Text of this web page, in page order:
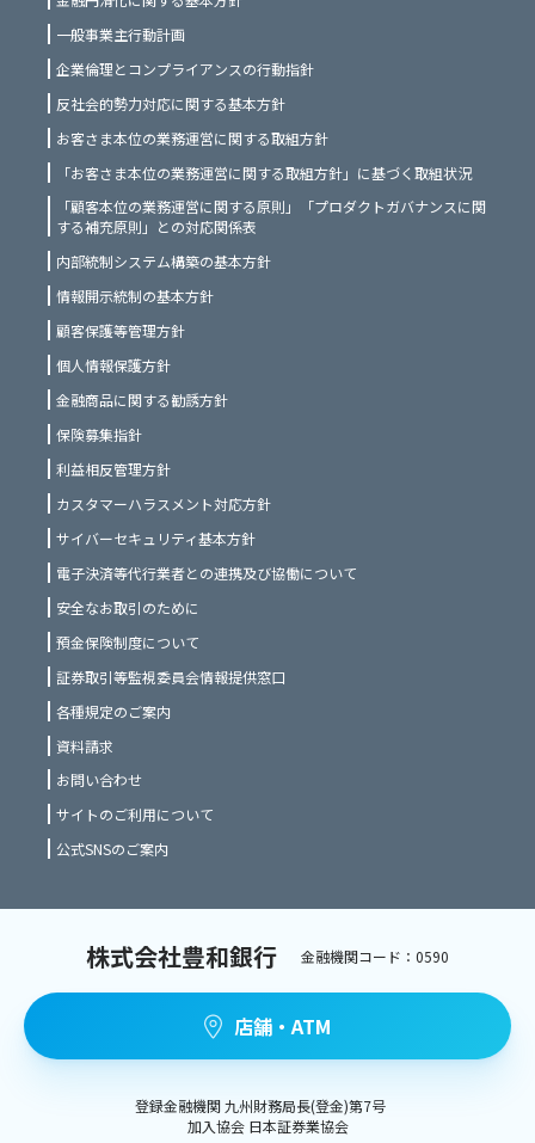
一般事業主行動計画
企業倫理とコンプライアンスの行動指針
反社会的勢力対応に関する基本方針
お客さま本位の業務運営に関する取組方針
「お客さま本位の業務運営に関する取組方針」に基づく取組状況
「顧客本位の業務運営に関する原則」「プロダクトガバナンスに関
する補充原則」との対応関係表
内部統制システム構築の基本方針
情報開示統制の基本方針
顧客保護等管理方針
個人情報保護方針
金融商品に関する勧誘方針
保険募集指針
利益相反管理方針
カスタマーハラスメント対応方針
サイバーセキュリティ基本方針
電子決済等代行業者との連携及び協働について
安全なお取引のために
預金保険制度について
証券取引等監視委員会情報提供窓口
各種規定のご案内
資料請求
お問い合わせ
サイトのご利用について
公式SNSのご案内
株式会社豊和銀行 金融機関コード：0590
店舗・ATM
登録金融機関 九州財務局長(登金)第7号
加入協会 日本証券業協会